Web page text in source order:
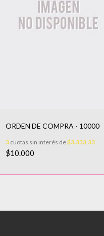
ORDEN DE COMPRA - 10000
3 cuotas sin interés de$3.333,33
$10.000